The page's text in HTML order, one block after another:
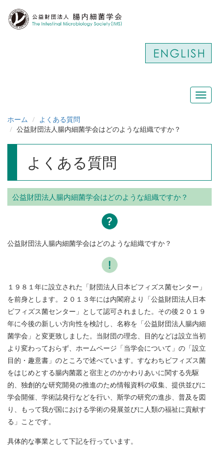
ホーム
よくある質問
公益財団法人腸内細菌学会はどのような組織ですか？
よくある質問
公益財団法人腸内細菌学会はどのような組織ですか？
公益財団法人腸内細菌学会はどのような組織ですか？
１９８１年に設立された「財団法人日本ビフィズス菌センター」
を前身とします。２０１３年には内閣府より「公益財団法人日本
ビフィズス菌センター」として認可されました。その後２０１９
年に今後の新しい方向性を検討し、名称を「公益財団法人腸内細
菌学会」と変更致しました。当財団の理念、目的などは設立当初
より変わっておらず、ホームページ「当学会について」の「設立
目的・趣意書」のところで述べています。すなわちビフィズス菌
をはじめとする腸内菌叢と宿主とのかかわりあいに関する先駆
的、独創的な研究開発の推進のため情報資料の収集、提供並びに
学会開催、学術誌発行などを行い、斯学の研究の進歩、普及を図
り、もって我が国における学術の発展並びに人類の福祉に貢献す
る」ことです。
具体的な事業として下記を行っています。